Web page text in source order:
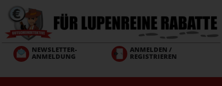
zum
Inhalt
NEWSLETTER-
ANMELDUNG
ANMELDEN /
REGISTRIEREN